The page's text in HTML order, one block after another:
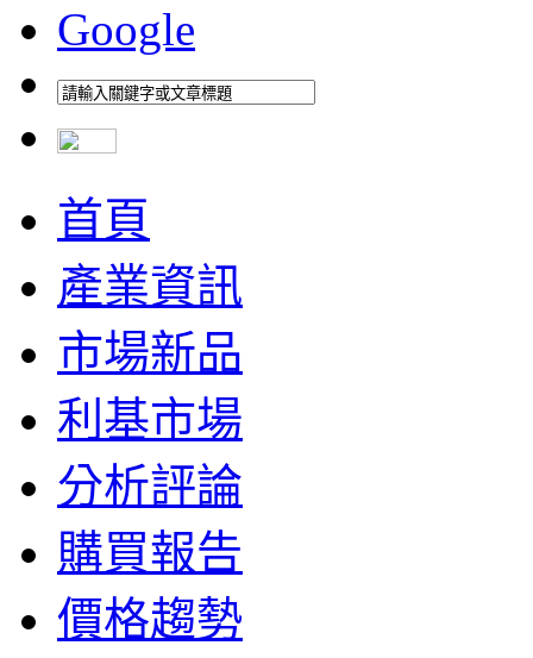
Google
首頁
產業資訊
市場新品
利基市場
分析評論
購買報告
價格趨勢